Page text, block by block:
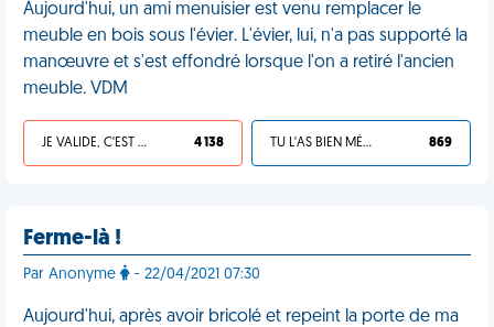
Aujourd'hui, un ami menuisier est venu remplacer le
meuble en bois sous l'évier. L'évier, lui, n'a pas supporté la
manœuvre et s'est effondré lorsque l'on a retiré l'ancien
meuble. VDM
JE VALIDE, C'EST UNE VDM 4 138 TU L'AS BIEN MÉRITÉ 869
Ferme-là !
Par Anonyme - 22/04/2021 07:30
Aujourd'hui, après avoir bricolé et repeint la porte de ma